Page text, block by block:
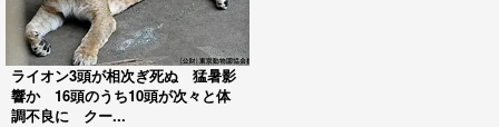
ライオン3頭が相次ぎ死ぬ 猛暑影
響か 16頭のうち10頭が次々と体
調不良に クー...